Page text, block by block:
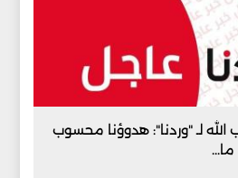
لـ "وردنا": هدوؤنا محسوب